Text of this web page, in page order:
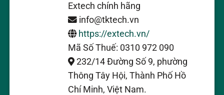
Extech chính hãng
info@tktech.vn
https://extech.vn/
Mã Số Thuế: 0310 972 090
232/14 Đường Số 9, phường
Thông Tây Hội, Thành Phố Hồ
Chí Minh, Việt Nam.